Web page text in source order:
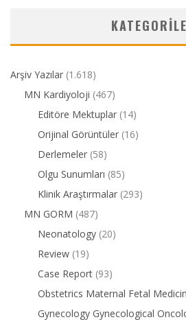
Arşiv Yazılar (1.618)
MN Kardiyoloji (467)
Editöre Mektuplar (14)
Orijinal Görüntüler (16)
Derlemeler (58)
Olgu Sunumları (85)
Klinik Araştırmalar (293)
MN GORM (487)
Neonatology (20)
Review (19)
Case Report (93)
Obstetrics Maternal Fetal
Gynecology Gynecological